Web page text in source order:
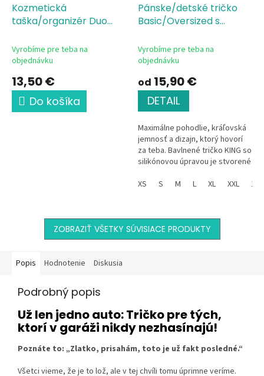
Kozmetická
taška/organizér Duo
jedno auto
Vyrobíme pre teba na
objednávku
13,50 €
Do košíka
Pánske/detské tričko
Basic/Oversized s
Jersey, 100 % bavlna,
silikónová úprava
Vyrobíme pre teba na
objednávku
od 15,90 €
DETAIL
Maximálne pohodlie, kráľovská
jemnosť a dizajn, ktorý hovorí
za teba. Bavlnené tričko KING so
silikónovou úpravou je stvorené
a pre...
XS S M L XL XXL 134
ZOBRAZIŤ VŠETKY SÚVISIACE PRODUKTY
Popis Hodnotenie Diskusia
Podrobný popis
Už len jedno auto: Tričko pre tých,
ktorí v garáži nikdy nezhasínajú!
Poznáte to: „Zlatko, prisahám, toto je už fakt posledné.“
Všetci vieme, že je to lož, ale v tej chvíli tomu úprimne veríme.